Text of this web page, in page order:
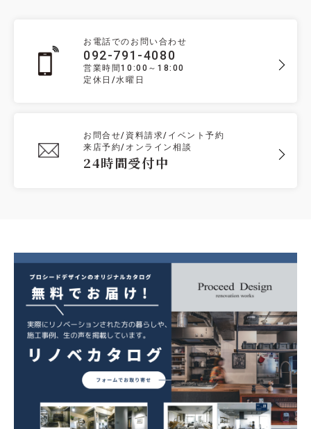
お電話でのお問い合わせ
092-791-4080
営業時間10:00～18:00
定休日/水曜日
お問合せ/資料請求/イベント予約
来店予約/オンライン相談
24時間受付中